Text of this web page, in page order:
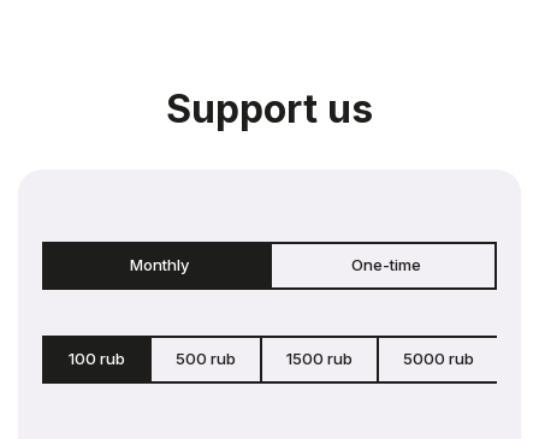
Support us
Monthly One-time
100 rub 500 rub 1500 rub 5000 rub